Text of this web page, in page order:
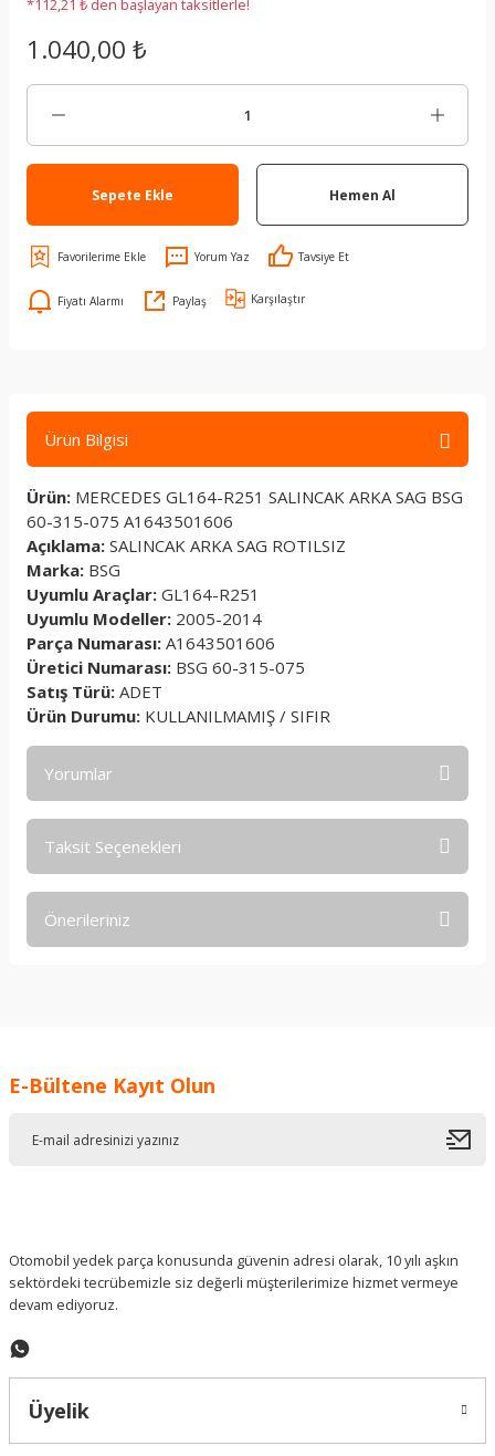
*112,21 ₺ den başlayan taksitlerle!
1.040,00 ₺
Sepete Ekle Hemen Al
Yorum Yaz Tavsiye Et
Fiyatı Alarmı Paylaş Karşılaştır
Ürün Bilgisi
Ürün: MERCEDES GL164-R251 SALINCAK ARKA SAG BSG
60-315-075 A1643501606
Açıklama: SALINCAK ARKA SAG ROTILSIZ
Marka: BSG
Uyumlu Araçlar: GL164-R251
Uyumlu Modeller: 2005-2014
Parça Numarası: A1643501606
Üretici Numarası: BSG 60-315-075
Satış Türü: ADET
Ürün Durumu: KULLANILMAMIŞ / SIFIR
Yorumlar
Taksit Seçenekleri
Önerileriniz
Ürün resmi kalitesiz, bozuk veya görüntülenemiyor.
E-Bültene Kayıt Olun
Otomobil yedek parça konusunda güvenin adresi olarak, 10 yılı aşkın
sektördeki tecrübemizle siz değerli müşterilerimize hizmet vermeye
devam ediyoruz.
Üyelik